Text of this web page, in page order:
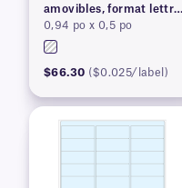
amovibles, format lettre
US
0,94 po x 0,5 po
$66.30 ($0.025/label)